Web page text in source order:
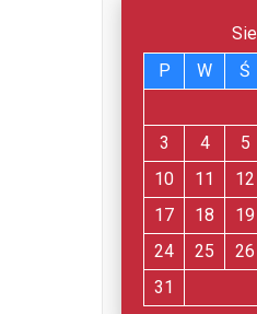
P
W Ś
3
4 5
10
11 12
17
18 19
24
25 26
31